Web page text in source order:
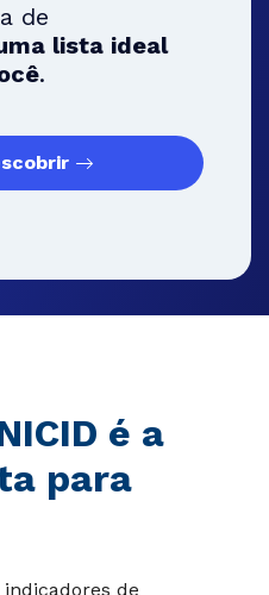
de
lista ideal
.
é a
para
de